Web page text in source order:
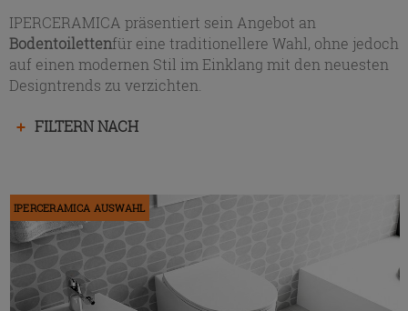
IPERCERAMICA präsentiert sein Angebot an
Bodentoilettenfür eine traditionellere Wahl, ohne jedoch
auf einen modernen Stil im Einklang mit den neuesten
Designtrends zu verzichten.
FILTERN NACH
Drücken
um
das
Menü
ein-
bzw.
auszublenden.
IPERCERAMICA AUSWAHL